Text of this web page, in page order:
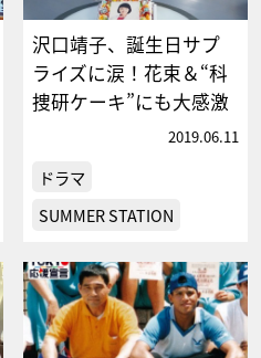
沢口靖子、誕生日サプ
ライズに涙！花束＆“科
捜研ケーキ”にも大感激
2019.06.11
ドラマ
SUMMER STATION